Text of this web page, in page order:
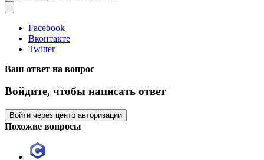
Facebook
Вконтакте
Twitter
Ваш ответ на вопрос
Войдите, чтобы написать ответ
Войти через центр авторизации
Похожие вопросы